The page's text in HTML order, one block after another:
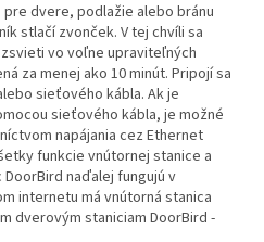
dvere, podlažie alebo bránu
stlačí zvonček. V tej chvíli sa
vo voľne upraviteľných
za menej ako 10 minút. Pripojí sa
sieťového kábla. Ak je
sieťového kábla, je možné
napájania cez Ethernet
funkcie vnútornej stanice a
naďalej fungujú v
internetu má vnútorná stanica
dverovým staniciam DoorBird -